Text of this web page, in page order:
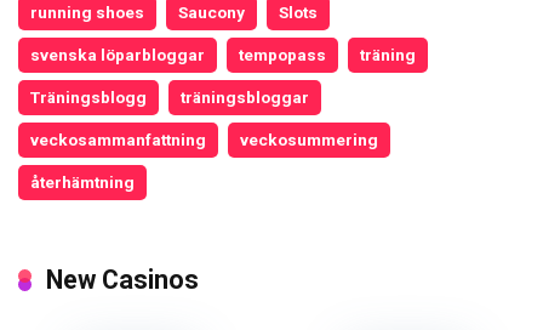
running shoes Saucony Slots
svenska löparbloggar tempopass träning
Träningsblogg träningsbloggar
veckosammanfattning veckosummering
återhämtning
New Casinos